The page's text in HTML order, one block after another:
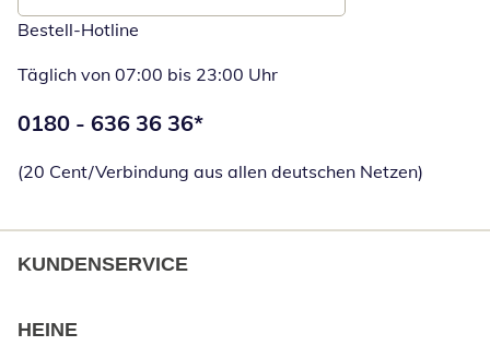
Bestell-Hotline
Täglich von 07:00 bis 23:00 Uhr
Telefonnummer:
0180 - 636 36 36*
(20 Cent/Verbindung aus allen deutschen Netzen)
KUNDENSERVICE
HEINE